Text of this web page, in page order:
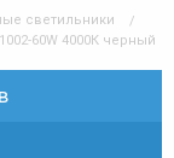
светильники
60W 4000К черный